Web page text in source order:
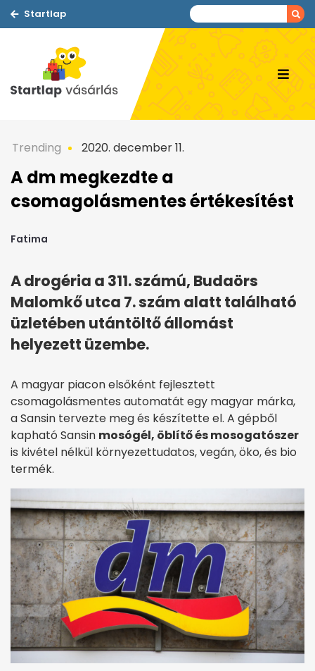
Startlap
Trending 2020. december 11.
A dm megkezdte a
csomagolásmentes értékesítést
Fatima
A drogéria a 311. számú, Budaörs
Malomkő utca 7. szám alatt található
üzletében utántöltő állomást
helyezett üzembe.
A magyar piacon elsőként fejlesztett
csomagolásmentes automatát egy magyar márka,
a Sansin tervezte meg és készítette el. A gépből
kapható Sansin mosógél, öblítő és mosogatószer
is kivétel nélkül környezettudatos, vegán, öko, és bio
termék.